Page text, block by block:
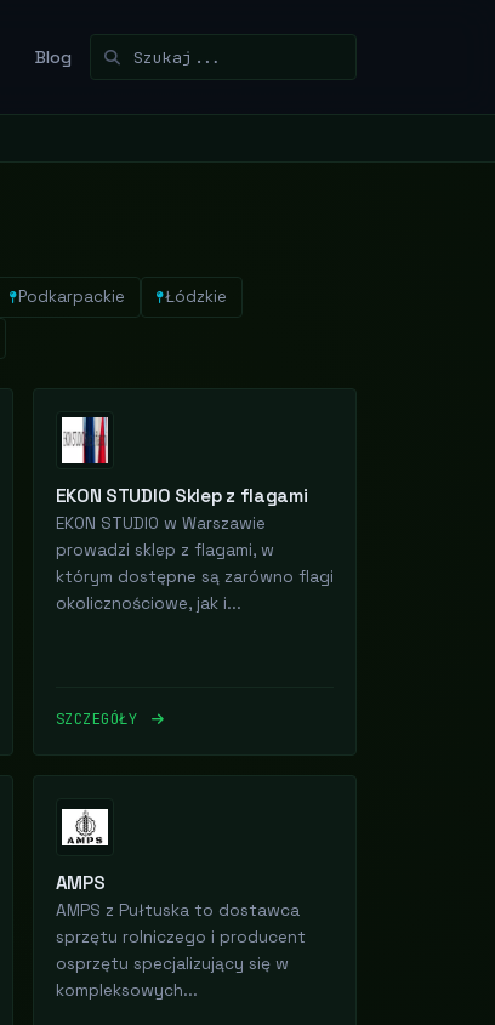
Blog
Podkarpackie Łódzkie
EKON STUDIO Sklep z flagami
EKON STUDIO w Warszawie
prowadzi sklep z flagami, w
którym dostępne są zarówno flagi
okolicznościowe, jak i...
SZCZEGÓŁY
AMPS
AMPS z Pułtuska to dostawca
sprzętu rolniczego i producent
osprzętu specjalizujący się w
kompleksowych...